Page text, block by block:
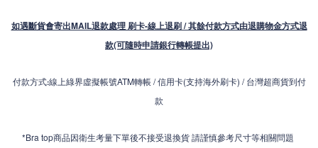
如遇斷貨會寄出MAIL退款處理 刷卡-線上退刷 / 其餘付款方式由退購物金方式退
款(可隨時申請銀行轉帳提出)
付款方式:線上綠界虛擬帳號ATM轉帳 / 信用卡(支持海外刷卡) / 台灣超商貨到付
款
*Bra top商品因衛生考量下單後不接受退換貨 請謹慎參考尺寸等相關問題